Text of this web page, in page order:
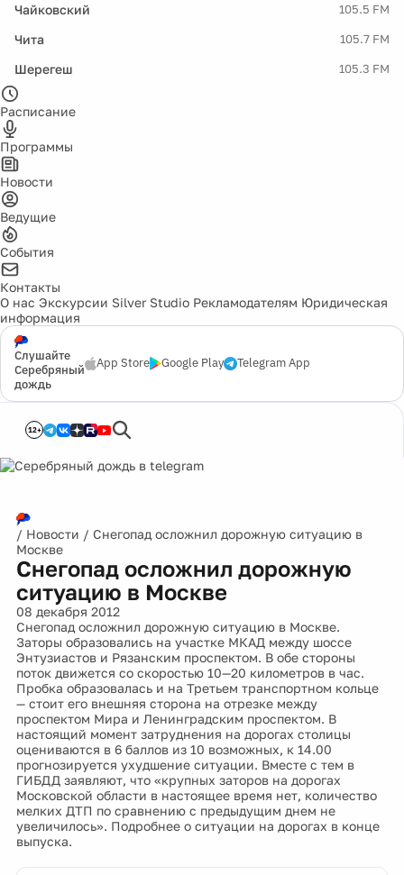
Чайковский 105.5 FM
Чита 105.7 FM
Шерегеш 105.3 FM
Расписание
Программы
Новости
Ведущие
События
Контакты
О нас Экскурсии Silver Studio Рекламодателям Юридическая
информация
Слушайте
Серебряный
дождь
App Store Google Play Telegram App
12+
/ Новости / Снегопад осложнил дорожную ситуацию в
Москве
Снегопад осложнил дорожную
ситуацию в Москве
08 декабря 2012
Снегопад осложнил дорожную ситуацию в Москве.
Заторы образовались на участке МКАД между шоссе
Энтузиастов и Рязанским проспектом. В обе стороны
поток движется со скоростью 10—20 километров в час.
Пробка образовалась и на Третьем транспортном кольце
— стоит его внешняя сторона на отрезке между
проспектом Мира и Ленинградским проспектом. В
настоящий момент затруднения на дорогах столицы
оцениваются в 6 баллов из 10 возможных, к 14.00
прогнозируется ухудшение ситуации. Вместе с тем в
ГИБДД заявляют, что «крупных заторов на дорогах
Московской области в настоящее время нет, количество
мелких ДТП по сравнению с предыдущим днем не
увеличилось». Подробнее о ситуации на дорогах в конце
выпуска.